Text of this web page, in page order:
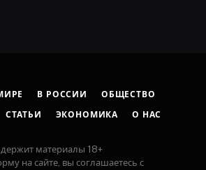
В РОССИИ ОБЩЕСТВО
СТАТЬИ ЭКОНОМИКА О НАС
материалы 18+
на сайте, вы соглашаетесь с